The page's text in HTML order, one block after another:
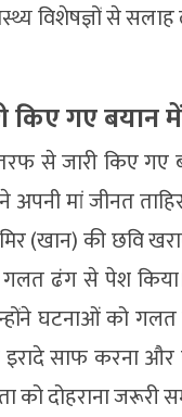
विशेषज्ञों से
किए गए बयान
से जारी किए गए
मां जीनत
(खान) की छवि
ढंग से पेश
घटनाओं को
साफ करना और
को दोहराना जरूरी